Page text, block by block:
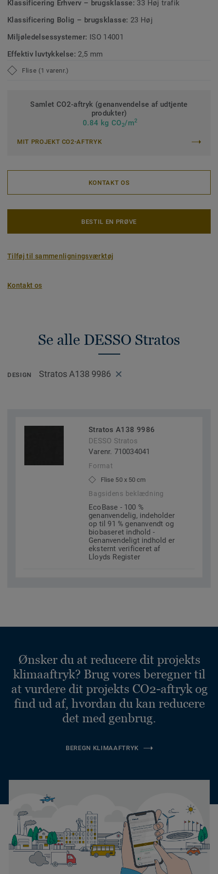
Klassificering Erhverv – brugsklasse: 33 Høj trafik
Klassificering Bolig – brugsklasse: 23 Høj
Miljøledelsessystemer: ISO 14001
Effektiv luvtykkelse: 2,5 mm
Flise (1 varenr.)
Samlet CO2-aftryk (genanvendelse af udtjente
produkter)
0.84 kg CO2/m2
MIT PROJEKT CO2-AFTRYK
KONTAKT OS
BESTIL EN PRØVE
Tilføj til sammenligningsværktøj
Kontakt os
Se alle DESSO Stratos
DESIGN Stratos A138 9986
Stratos A138 9986
DESSO Stratos
Varenr. 710034041
Format
Flise 50 x 50 cm
Bagsidens beklædning
EcoBase - 100 %
genanvendelig, indeholder
op til 91 % genanvendt og
biobaseret indhold -
Genanvendeligt indhold er
eksternt verificeret af
Lloyds Register
Ønsker du at reducere dit projekts
klimaaftryk? Brug vores beregner til
at vurdere dit projekts CO2-aftryk og
find ud af, hvordan du kan reducere
det med genbrug.
BEREGN KLIMAAFTRYK